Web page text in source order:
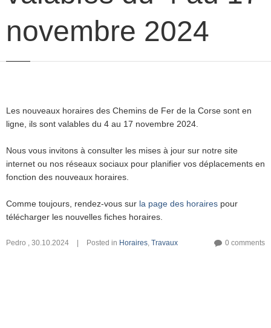
novembre 2024
Les nouveaux horaires des Chemins de Fer de la Corse sont en
ligne, ils sont valables du 4 au 17 novembre 2024.
Nous vous invitons à consulter les mises à jour sur notre site
internet ou nos réseaux sociaux pour planifier vos déplacements en
fonction des nouveaux horaires.
Comme toujours, rendez-vous sur la page des horaires pour
télécharger les nouvelles fiches horaires.
Pedro , 30.10.2024 Posted in Horaires, Travaux 0 comments